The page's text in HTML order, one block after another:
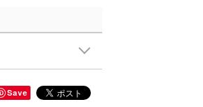
Save